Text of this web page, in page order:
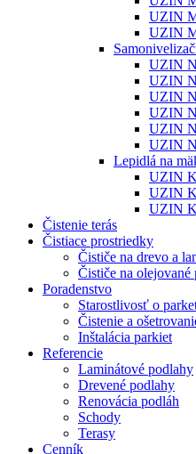
UZIN
UZIN
UZIN
UZIN
UZIN
UZIN
UZIN
UZIN
Lepidlá na
UZIN
UZIN
UZIN
Čistenie terás
Čistiace prostriedky
Čističe na drevo a
Čističe na olejované
Poradenstvo
Starostlivosť o
Čistenie a
Inštalácia parkiet
Referencie
Laminátové podlahy
Drevené podlahy
Renovácia podláh
Schody
Terasy
Cenník